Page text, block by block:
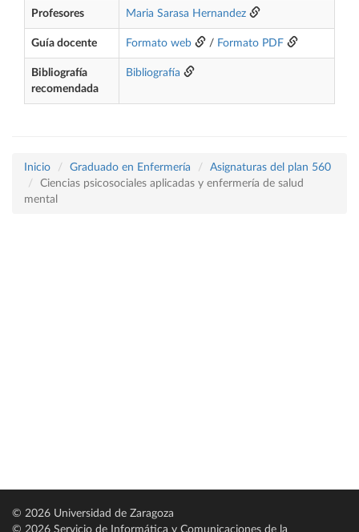
Profesores Maria Sarasa Hernandez
Guía docente Formato web / Formato PDF
Bibliografía
recomendada
Bibliografía
Inicio Graduado en Enfermería
Asignaturas del plan 560
Ciencias psicosociales aplicadas y enfermería de salud
mental
© 2026 Universidad de Zaragoza
© 2026 Servicio de Informática y Comunicaciones de la